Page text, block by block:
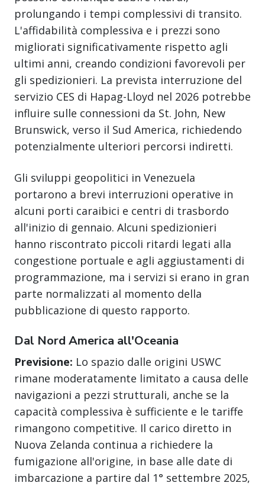
prolungando i tempi complessivi di transito.
L'affidabilità complessiva e i prezzi sono
migliorati significativamente rispetto agli
ultimi anni, creando condizioni favorevoli per
gli spedizionieri. La prevista interruzione del
servizio CES di Hapag-Lloyd nel 2026 potrebbe
influire sulle connessioni da St. John, New
Brunswick, verso il Sud America, richiedendo
potenzialmente ulteriori percorsi indiretti.
Gli sviluppi geopolitici in Venezuela
portarono a brevi interruzioni operative in
alcuni porti caraibici e centri di trasbordo
all'inizio di gennaio. Alcuni spedizionieri
hanno riscontrato piccoli ritardi legati alla
congestione portuale e agli aggiustamenti di
programmazione, ma i servizi si erano in gran
parte normalizzati al momento della
pubblicazione di questo rapporto.
Dal Nord America all'Oceania
Previsione: Lo spazio dalle origini USWC
rimane moderatamente limitato a causa delle
navigazioni a pezzi strutturali, anche se la
capacità complessiva è sufficiente e le tariffe
rimangono competitive. Il carico diretto in
Nuova Zelanda continua a richiedere la
fumigazione all'origine, in base alle date di
imbarcazione a partire dal 1° settembre 2025,